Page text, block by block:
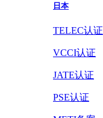
日本
TELEC认证
VCCI认证
JATE认证
PSE认证